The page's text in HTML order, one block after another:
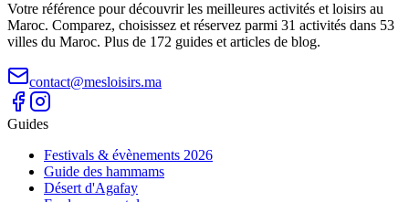
Votre référence pour découvrir les meilleures activités et loisirs au
Maroc. Comparez, choisissez et réservez parmi 31 activités dans 53
villes du Maroc. Plus de 172 guides et articles de blog.
contact@mesloisirs.ma
Guides
Festivals & évènements 2026
Guide des hammams
Désert d'Agafay